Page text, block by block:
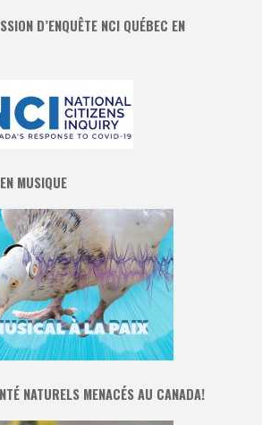
D’ENQUÊTE NCI QUÉBEC EN
MUSIQUE
NATURELS MENACÉS AU CANADA!